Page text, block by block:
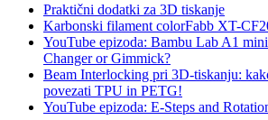
Praktični dodatki za 3D tiskanje
Karbonski filament colorFabb XT-
YouTube epizoda: Bambu Lab A1
Changer or Gimmick?
Beam Interlocking pri 3D-tiskanju:
povezati TPU in PETG!
YouTube epizoda: E-Steps and